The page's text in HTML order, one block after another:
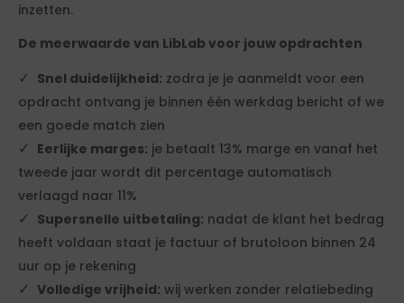
inzetten.
De meerwaarde van LibLab voor jouw opdrachten
Snel duidelijkheid: zodra je je aanmeldt voor een
opdracht ontvang je binnen één werkdag bericht of we
een goede match zien
Eerlijke marges: je betaalt 13% marge en vanaf het
tweede jaar wordt dit percentage automatisch
verlaagd naar 11%
Supersnelle uitbetaling: nadat de klant het bedrag
heeft voldaan staat je factuur of brutoloon binnen 24
uur op je rekening
Volledige vrijheid: wij werken zonder relatiebeding